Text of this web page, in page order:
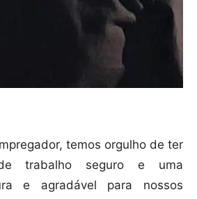
temos orgulho de ter
trabalho seguro e uma
e agradável para nossos